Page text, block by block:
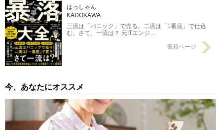
まで上昇した「54銘柄」…「大暴落のあと」チャンスをものにす
る投資家だけが知っていること
はっしゃん
KADOKAWA
三流は「パニック」で売る。二流は「1番底」で仕込
む。さて、一流は？ 元ITエンジ…
書籍ページ
今、あなたにオススメ